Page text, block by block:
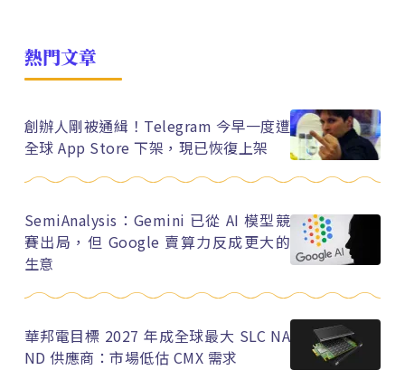
熱門文章
創辦人剛被通緝！Telegram 今早一度遭
全球 App Store 下架，現已恢復上架
SemiAnalysis：Gemini 已從 AI 模型競
賽出局，但 Google 賣算力反成更大的
生意
華邦電目標 2027 年成全球最大 SLC NA
ND 供應商：市場低估 CMX 需求